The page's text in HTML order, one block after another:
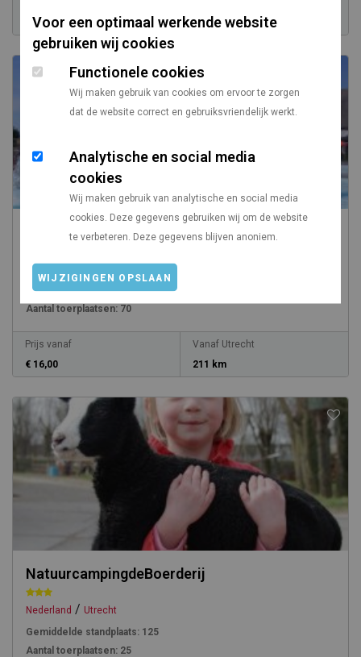
Voor een optimaal werkende website
gebruiken wij cookies
Functionele cookies
Wij maken gebruik van cookies om ervoor te zorgen
dat de website correct en gebruiksvriendelijk werkt.
Analytische en social media
cookies
Wij maken gebruik van analytische en social media
cookies. Deze gegevens gebruiken wij om de website
te verbeteren. Deze gegevens blijven anoniem.
WIJZIGINGEN OPSLAAN
€ 11,00
126 km
Camping Zonneweelde
Nederland /
Gemiddelde standplaats:100
Aantal toerplaatsen: 70
Prijs vanaf
€ 16,00
Vanaf Utrecht
211 km
NatuurcampingdeBoerderij
Nederland / Utrecht
Gemiddelde standplaats: 125
Aantal toerplaatsen: 25